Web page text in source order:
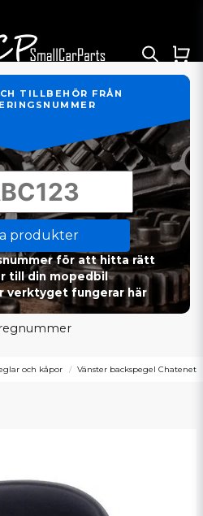
TILLBEHÖR FRÅN
produkter
för att hitta rätt
till din mopedbil
verktyget fungerar här
och kåpor Vänster backspegel Chatenet